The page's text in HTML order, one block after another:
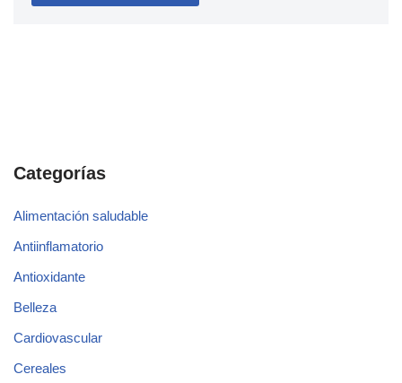
Categorías
Alimentación saludable
Antiinflamatorio
Antioxidante
Belleza
Cardiovascular
Cereales